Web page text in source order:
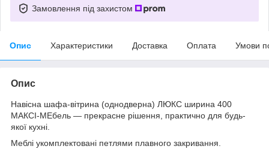
Замовлення під захистом
Опис Характеристики Доставка Оплата Умови
Опис
Навісна шафа-вітрина (однодверна) ЛЮКС ширина 400
МАКСІ-МЕбель — прекрасне рішення, практично для будь-
якої кухні.
Меблі укомплектовані петлями плавного закривання.